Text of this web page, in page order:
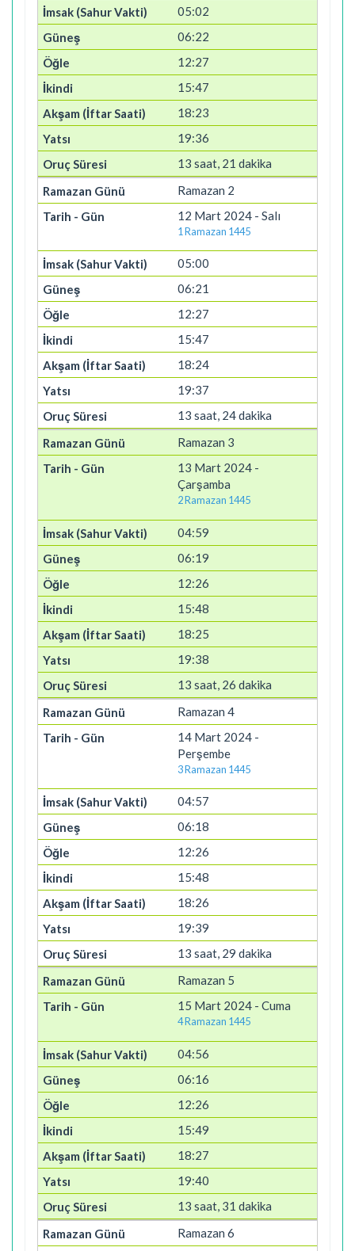
05:02
06:22
12:27
15:47
18:23
19:36
13 saat, 21 dakika
Ramazan 2
12 Mart 2024 - Salı
1 Ramazan 1445
05:00
06:21
12:27
15:47
18:24
19:37
13 saat, 24 dakika
Ramazan 3
13 Mart 2024 -
Çarşamba
2 Ramazan 1445
04:59
06:19
12:26
15:48
18:25
19:38
13 saat, 26 dakika
Ramazan 4
14 Mart 2024 -
Perşembe
3 Ramazan 1445
04:57
06:18
12:26
15:48
18:26
19:39
13 saat, 29 dakika
Ramazan 5
15 Mart 2024 - Cuma
4 Ramazan 1445
04:56
06:16
12:26
15:49
18:27
19:40
13 saat, 31 dakika
Ramazan 6